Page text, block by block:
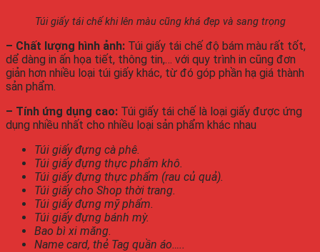
Túi giấy tái chế khi lên màu cũng khá đẹp và sang trọng
– Chất lượng hình ảnh: Túi giấy tái chế độ bám màu rất tốt,
dể dàng in ấn họa tiết, thông tin,… với quy trình in cũng đơn
giản hơn nhiều loại túi giấy khác, từ đó góp phần hạ giá thành
sản phẩm.
– Tính ứng dụng cao: Túi giấy tái chế là loại giấy được ứng
dụng nhiều nhất cho nhiều loại sản phẩm khác nhau
Túi giấy đựng cà phê.
Túi giấy đựng thực phẩm khô.
Túi giấy đựng thực phẩm (rau củ quả).
Túi giấy cho Shop thời trang.
Túi giấy đựng mỹ phẩm.
Túi giấy đựng bánh mỳ.
Bao bì xi măng.
Name card, thẻ Tag quần áo…..